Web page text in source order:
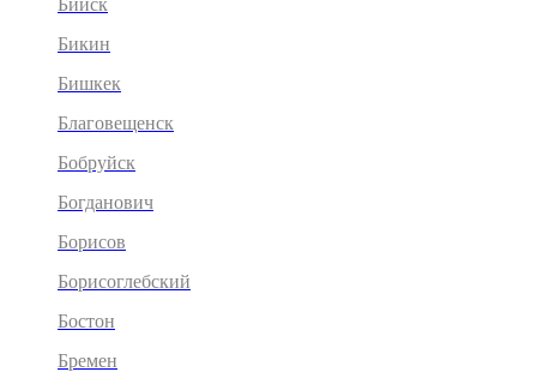
Бийск
Бикин
Бишкек
Благовещенск
Бобруйск
Богданович
Борисов
Борисоглебский
Бостон
Бремен